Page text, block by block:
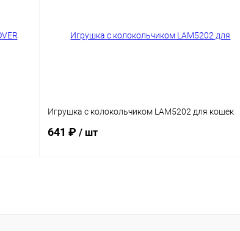
Игрушка с колокольчиком LAM5202 для кошек
641 ₽ / шт
Сравнение